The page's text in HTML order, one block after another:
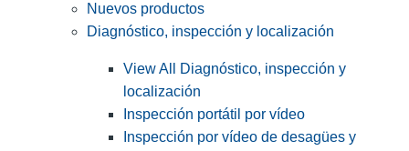
Nuevos productos
Diagnóstico, inspección y localización
View All Diagnóstico, inspección y
localización
Inspección portátil por vídeo
Inspección por vídeo de desagües y